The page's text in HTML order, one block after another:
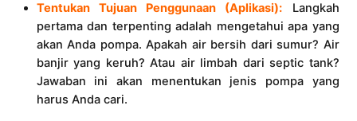
Tentukan Tujuan Penggunaan (Aplikasi): Langkah
pertama dan terpenting adalah mengetahui apa yang
akan Anda pompa. Apakah air bersih dari sumur? Air
banjir yang keruh? Atau air limbah dari septic tank?
Jawaban ini akan menentukan jenis pompa yang
harus Anda cari.